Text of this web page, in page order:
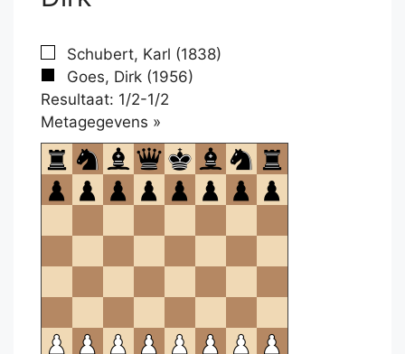
Schubert, Karl (1838)
Goes, Dirk (1956)
Resultaat: 1/2-1/2
Metagegevens »
om
te
openen.